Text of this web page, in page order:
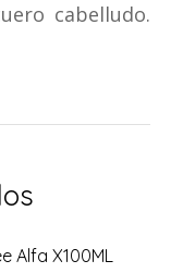
cabelludo.
Alfa X100ML